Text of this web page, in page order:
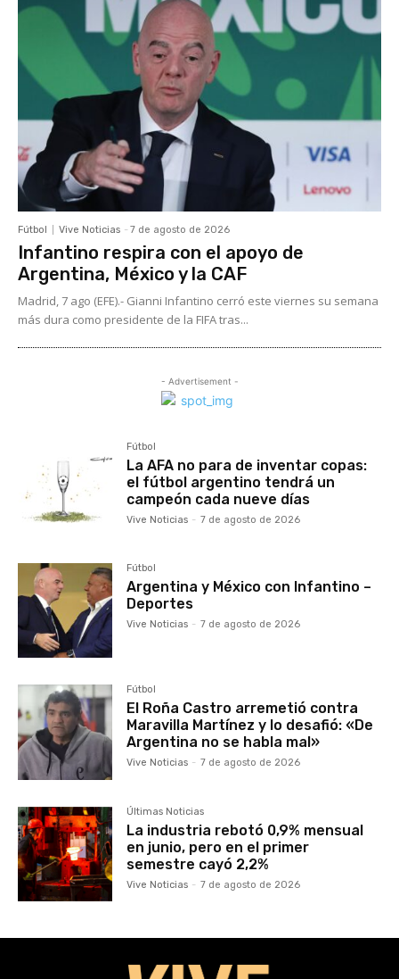
Fútbol Vive Noticias - 7 de agosto de 2026
Infantino respira con el apoyo de
Argentina, México y la CAF
Madrid, 7 ago (EFE).- Gianni Infantino cerró este viernes su semana
más dura como presidente de la FIFA tras...
- Advertisement -
Fútbol
La AFA no para de inventar copas:
el fútbol argentino tendrá un
campeón cada nueve días
Vive Noticias - 7 de agosto de 2026
Fútbol
Argentina y México con Infantino –
Deportes
Vive Noticias - 7 de agosto de 2026
Fútbol
El Roña Castro arremetió contra
Maravilla Martínez y lo desafió: «De
Argentina no se habla mal»
Vive Noticias - 7 de agosto de 2026
Últimas Noticias
La industria rebotó 0,9% mensual
en junio, pero en el primer
semestre cayó 2,2%
Vive Noticias - 7 de agosto de 2026